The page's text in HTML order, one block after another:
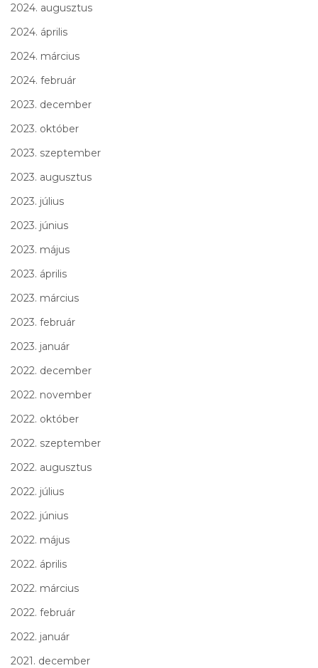
2024. augusztus
2024. április
2024. március
2024. február
2023. december
2023. október
2023. szeptember
2023. augusztus
2023. július
2023. június
2023. május
2023. április
2023. március
2023. február
2023. január
2022. december
2022. november
2022. október
2022. szeptember
2022. augusztus
2022. július
2022. június
2022. május
2022. április
2022. március
2022. február
2022. január
2021. december